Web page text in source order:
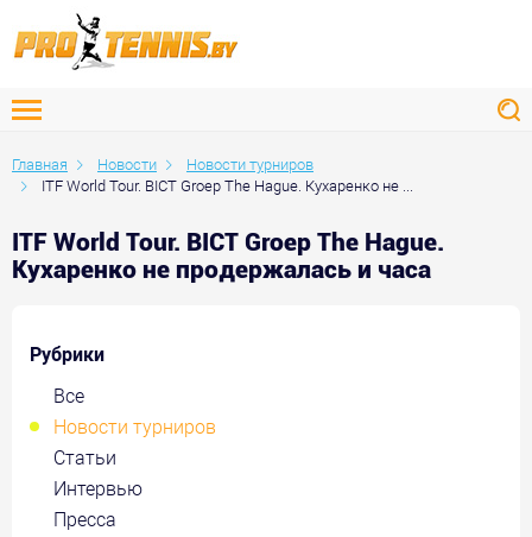
Главная Новости
Новости турниров
ITF World Tour. BICT Groep The Hague. Кухаренко не ...
ITF World Tour. BICT Groep The Hague.
Кухаренко не продержалась и часа
Рубрики
Все
Новости турниров
Статьи
Интервью
Пресса